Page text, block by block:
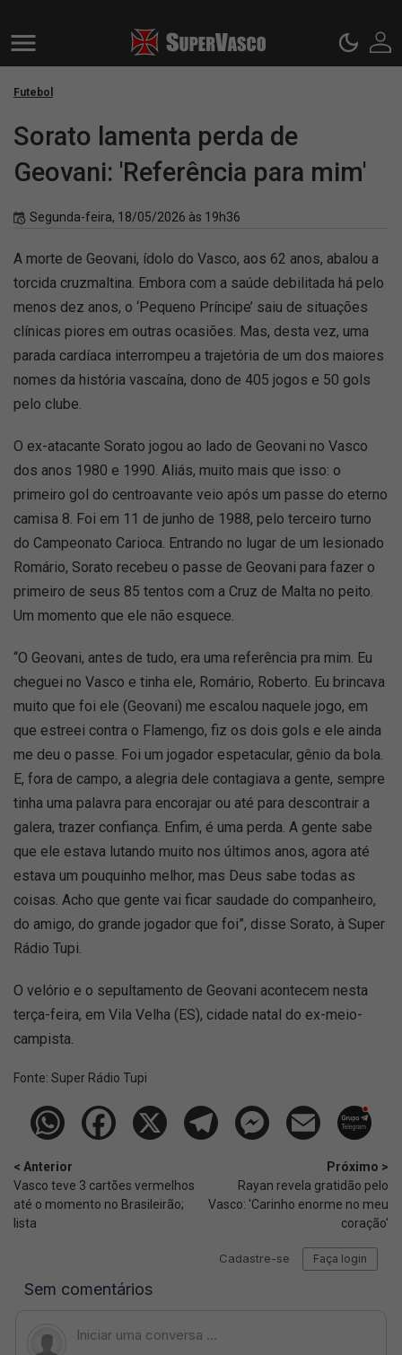
Futebol
Sorato lamenta perda de
Geovani: 'Referência para mim'
Segunda-feira, 18/05/2026 às 19h36
A morte de Geovani, ídolo do Vasco, aos 62 anos, abalou a
torcida cruzmaltina. Embora com a saúde debilitada há pelo
menos dez anos, o ‘Pequeno Príncipe’ saiu de situações
clínicas piores em outras ocasiões. Mas, desta vez, uma
parada cardíaca interrompeu a trajetória de um dos maiores
nomes da história vascaína, dono de 405 jogos e 50 gols
pelo clube.
O ex-atacante Sorato jogou ao lado de Geovani no Vasco
dos anos 1980 e 1990. Aliás, muito mais que isso: o
primeiro gol do centroavante veio após um passe do eterno
camisa 8. Foi em 11 de junho de 1988, pelo terceiro turno
do Campeonato Carioca. Entrando no lugar de um lesionado
Romário, Sorato recebeu o passe de Geovani para fazer o
primeiro de seus 85 tentos com a Cruz de Malta no peito.
Um momento que ele não esquece.
“O Geovani, antes de tudo, era uma referência pra mim. Eu
cheguei no Vasco e tinha ele, Romário, Roberto. Eu brincava
muito que foi ele (Geovani) me escalou naquele jogo, em
que estreei contra o Flamengo, fiz os dois gols e ele ainda
me deu o passe. Foi um jogador espetacular, gênio da bola.
E, fora de campo, a alegria dele contagiava a gente, sempre
tinha uma palavra para encorajar ou até para descontrair a
galera, trazer confiança. Enfim, é uma perda. A gente sabe
que ele estava lutando muito nos últimos anos, agora até
estava um pouquinho melhor, mas Deus sabe todas as
coisas. Acho que gente vai ficar saudade do companheiro,
do amigo, do grande jogador que foi”, disse Sorato, à Super
Rádio Tupi.
O velório e o sepultamento de Geovani acontecem nesta
terça-feira, em Vila Velha (ES), cidade natal do ex-meio-
campista.
Fonte: Super Rádio Tupi
< Anterior
Vasco teve 3 cartões vermelhos
até o momento no Brasileirão;
lista
Próximo >
Rayan revela gratidão pelo
Vasco: 'Carinho enorme no meu
coração'